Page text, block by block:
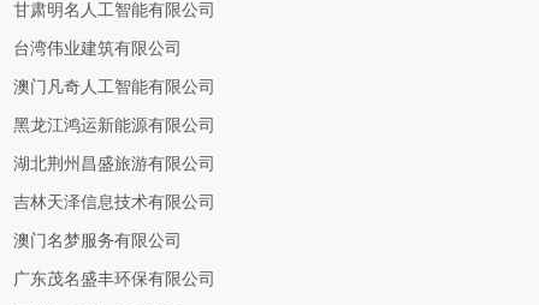
甘肃明名人工智能有限公司
台湾伟业建筑有限公司
澳门凡奇人工智能有限公司
黑龙江鸿运新能源有限公司
湖北荆州昌盛旅游有限公司
吉林天泽信息技术有限公司
澳门名梦服务有限公司
广东茂名盛丰环保有限公司